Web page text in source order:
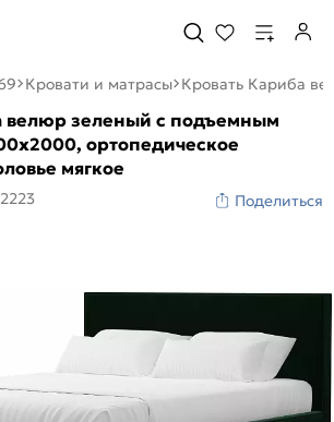
Кровати и матрасы Кровать Кариба
велюр зеленый с подъемным
ортопедическое
мягкое
Поделиться